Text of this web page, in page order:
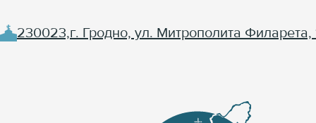
230023,г. Гродно, ул. Митрополита Филарета,